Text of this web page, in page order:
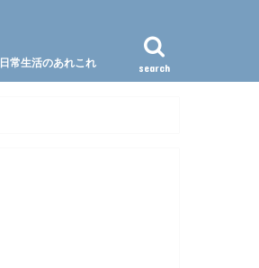
search
日常生活のあれこれ